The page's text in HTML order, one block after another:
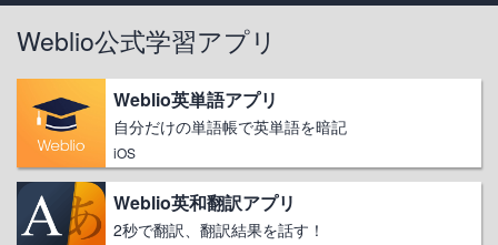
Weblio公式学習アプリ
Weblio英単語アプリ
自分だけの単語帳で英単語を暗記
iOS
Weblio英和翻訳アプリ
2秒で翻訳、翻訳結果を話す！